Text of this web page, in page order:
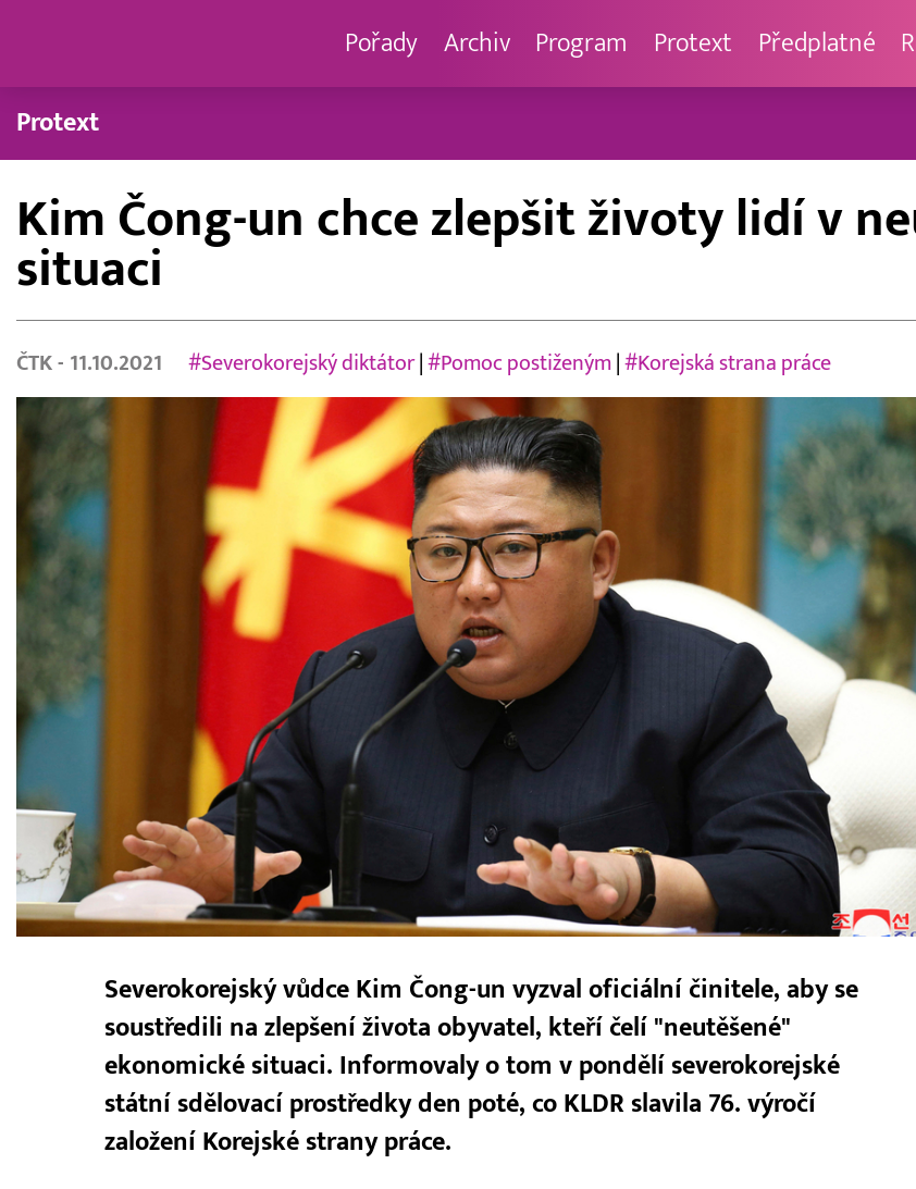
Pořady Archiv Program Protext Předplatné
Protext
Kim Čong-un chce zlepšit životy lidí v
situaci
ČTK - 11.10.2021 #Severokorejský diktátor| #Pomoc postiženým| #Korejská strana práce
Severokorejský vůdce Kim Čong-un vyzval oficiální činitele, aby se
soustředili na zlepšení života obyvatel, kteří čelí "neutěšené"
ekonomické situaci. Informovaly o tom v pondělí severokorejské
státní sdělovací prostředky den poté, co KLDR slavila 76. výročí
založení Korejské strany práce.